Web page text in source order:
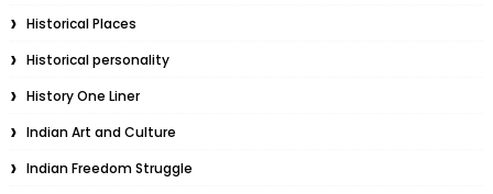
Historical Places
Historical personality
History One Liner
Indian Art and Culture
Indian Freedom Struggle